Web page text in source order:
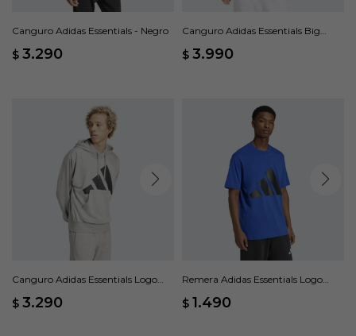
Canguro Adidas Essentials - Negro
$ 3.290
Canguro Adidas Essentials Big
$ 3.990
Canguro Adidas Essentials Logo
$ 3.290
Remera Adidas Essentials Logo
$ 1.490